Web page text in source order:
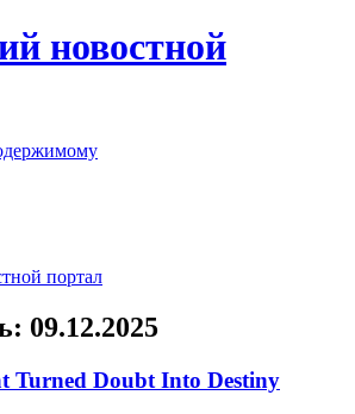
новостной
09.12.2025
Turned Doubt Into Destiny